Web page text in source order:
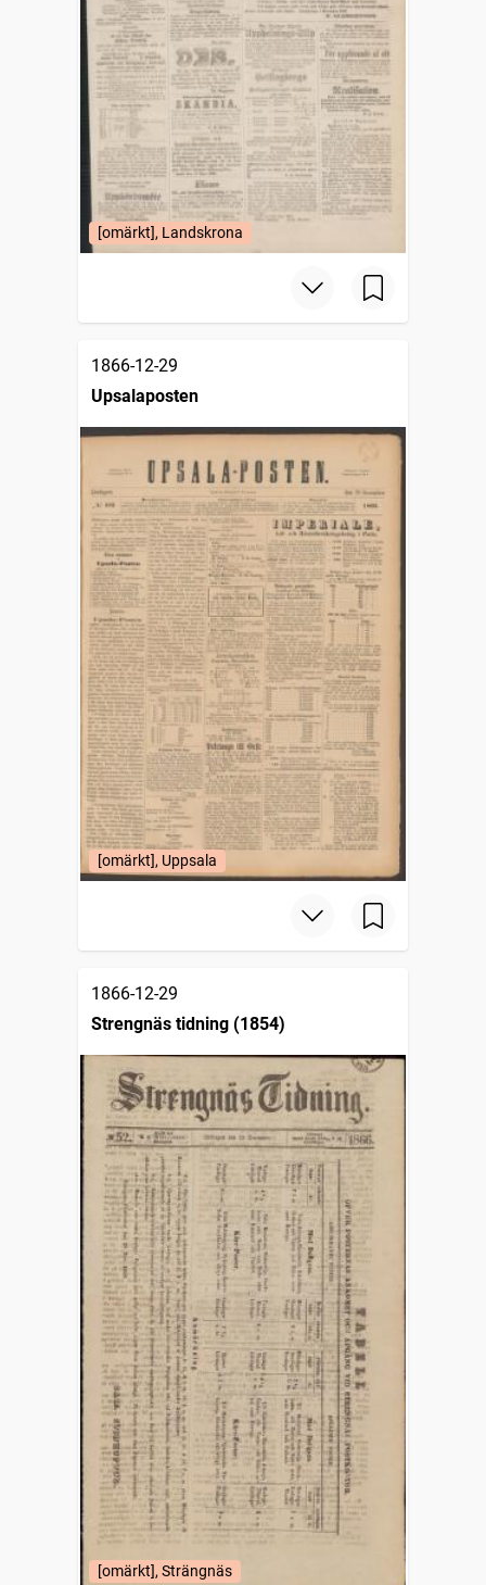
[omärkt], Landskrona
1866-12-29
Upsalaposten
[omärkt], Uppsala
1866-12-29
Strengnäs tidning (1854)
[omärkt], Strängnäs